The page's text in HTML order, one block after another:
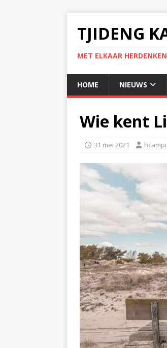
TJIDENG
MET ELKAAR HERDENKEN
HOME NIEUWS
Wie kent
31 mei 2021